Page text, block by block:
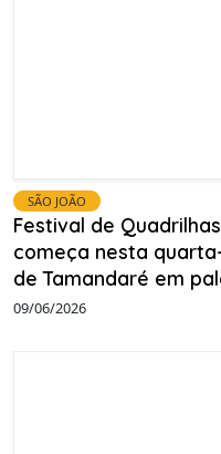
SÃO JOÃO
Festival de
começa nesta
de Tamandaré em
09/06/2026